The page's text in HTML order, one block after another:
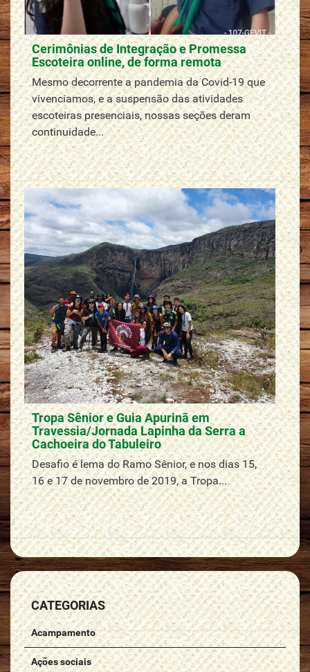
Cerimônias de Integração e Promessa
Escoteira online, de forma remota
Mesmo decorrente a pandemia da Covid-19 que
vivenciamos, e a suspensão das atividades
escoteiras presenciais, nossas seções deram
continuidade...
Tropa Sênior e Guia Apurinã em
Travessia/Jornada Lapinha da Serra a
Cachoeira do Tabuleiro
Desafio é lema do Ramo Sênior, e nos dias 15,
16 e 17 de novembro de 2019, a Tropa...
CATEGORIAS
Acampamento
Ações sociais